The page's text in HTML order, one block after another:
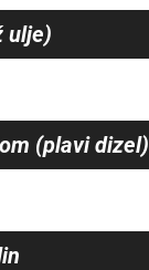
ulje)
(plavi dizel)